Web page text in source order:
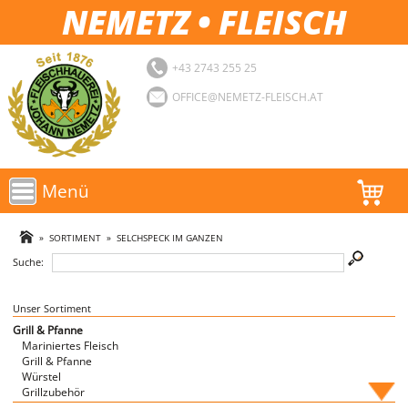
NEMETZ • FLEISCH
+43 2743 255 25
OFFICE@NEMETZ-FLEISCH.AT
Menü
AKTIONEN
SORTIMENT
LOGIN
FAVORITEN
» SORTIMENT» SELCHSPECK IM GANZEN
Suche:
Unser Sortiment
Grill & Pfanne
Mariniertes Fleisch
Grill & Pfanne
Würstel
Grillzubehör